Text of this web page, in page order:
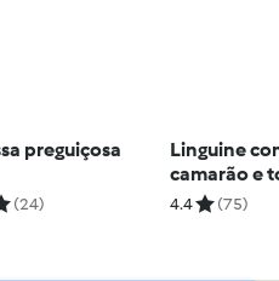
preguiçosa
(24)
Linguine
camarão e
cereja
4.4 (75)